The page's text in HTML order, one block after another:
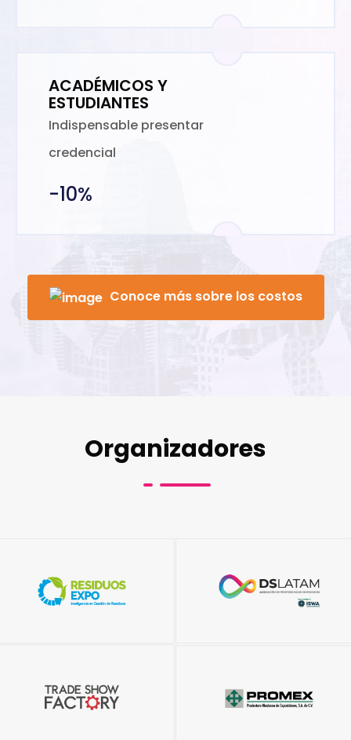
ACADÉMICOS Y
ESTUDIANTES
Indispensable presentar
credencial
-10%
Conoce más sobre los costos
Organizadores